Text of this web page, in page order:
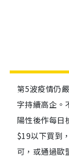
第5波疫情仍
字持續高企。
陽性後作每日
$19以下買到
可，或通過歐